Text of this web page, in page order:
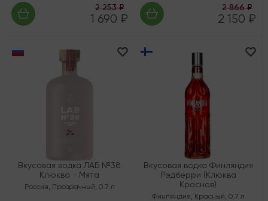
2 253 ₽
1 690 ₽
2 866 ₽
2 150 ₽
Вкусовая водка ЛАБ №38
Клюква - Мята
Россия, Прозрачный, 0.7 л
Вкусовая водка Финляндия
Рэдберри (Клюква
Красная)
Финляндия, Красный, 0.7 л